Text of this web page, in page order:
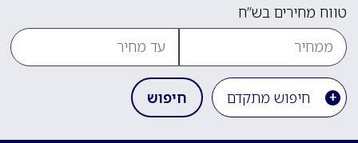
טווח מחירים בש”ח
חיפוש מתקדם חיפוש